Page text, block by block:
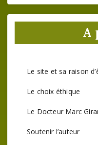
A
Le site et sa raison
Le choix éthique
Le Docteur Marc
Soutenir l’auteur